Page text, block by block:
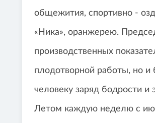
общежития, спортивно -
«Ника», оранжерею.
производственных
плодотворной работы, но и
человеку заряд бодрости
Летом каждую неделю с